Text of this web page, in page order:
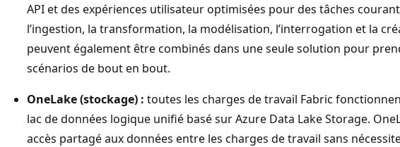
API et des expériences utilisateur optimisées pour des tâches
l’ingestion, la transformation, la modélisation, l’interrogation et la
peuvent également être combinés dans une seule solution pour
scénarios de bout en bout.
OneLake (stockage) : toutes les charges de travail Fabric
lac de données logique unifié basé sur Azure Data Lake Storage.
accès partagé aux données entre les charges de travail sans